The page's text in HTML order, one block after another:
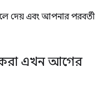
দেয় এবং আপনার পরবর্তী
করা এখন আগের